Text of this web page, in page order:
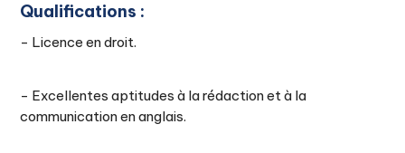
Qualifications :
- Licence en droit.
- Excellentes aptitudes à la rédaction et à la
communication en anglais.